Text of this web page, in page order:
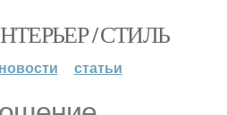
/ СТИЛЬ
новости статьи